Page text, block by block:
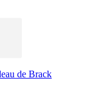
de Brack